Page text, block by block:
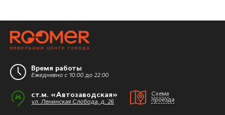
Время работы
Ежедневно с 10:00 до 22:00
ст.м. «Автозаводская»
ул. Ленинская Слобода, д. 26
Схема
проезда